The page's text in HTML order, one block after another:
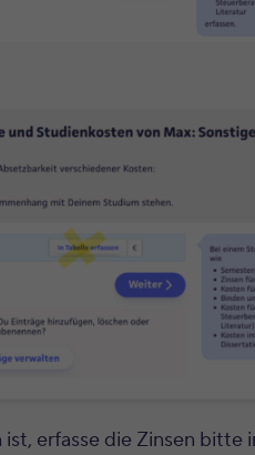
erfasse die Zinsen